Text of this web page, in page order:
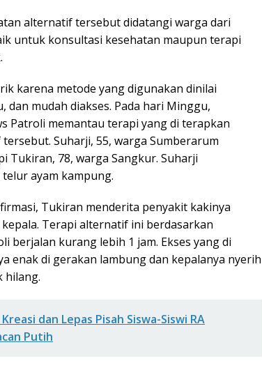
alternatif tersebut didatangi warga dari
untuk konsultasi kesehatan maupun terapi
karena metode yang digunakan dinilai
dan mudah diakses. Pada hari Minggu,
Patroli memantau terapi yang di terapkan
Suharji, 55, warga Sumberarum
Tukiran, 78, warga Sangkur. Suharji
ayam kampung.
Tukiran menderita penyakit kakinya
Terapi alternatif ini berdasarkan
berjalan kurang lebih 1 jam. Ekses yang di
enak di gerakan lambung dan kepalanya nyerih
hilang.
dan Lepas Pisah Siswa-Siswi RA
Putih